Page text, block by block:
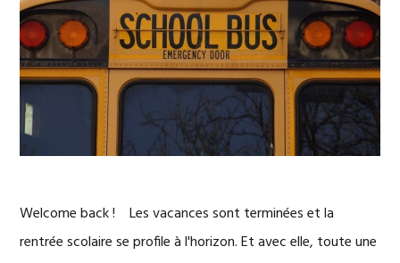
Welcome back ! Les vacances sont terminées et la
rentrée scolaire se profile à l'horizon. Et avec elle, toute une